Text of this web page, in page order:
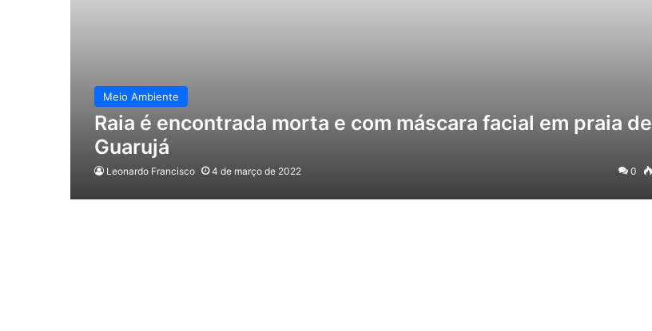
Meio Ambiente
Raia é encontrada morta e com máscara facial em praia de
Guarujá
Leonardo Francisco 4 de março de 2022 0